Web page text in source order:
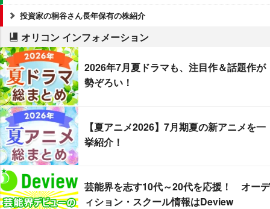
投資家の桐谷さん長年保有の株紹介
オリコン インフォメーション
2026年7月夏ドラマも、注目作＆話題作が
勢ぞろい！
【夏アニメ2026】7月期夏の新アニメを一
挙紹介！
芸能界を志す10代～20代を応援！ オーデ
ィション・スクール情報はDeview